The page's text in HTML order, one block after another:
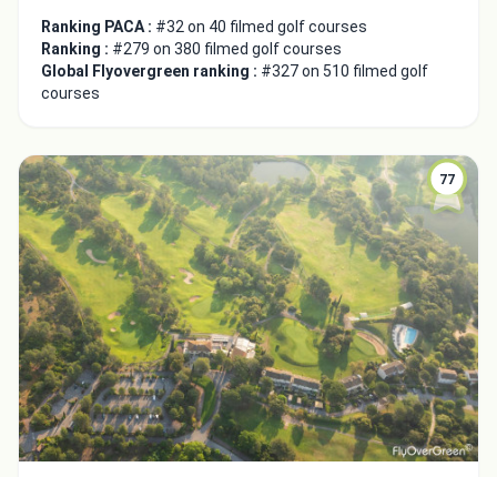
Ranking PACA : #32 on 40 filmed golf courses
Ranking : #279 on 380 filmed golf courses
Global Flyovergreen ranking : #327 on 510 filmed golf
courses
77